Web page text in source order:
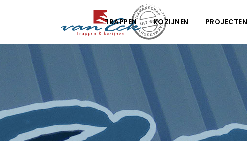
TRAPPEN KOZIJNEN PROJECTEN